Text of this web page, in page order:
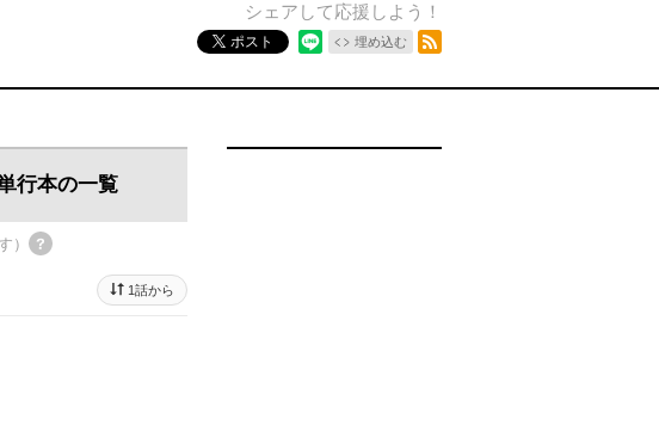
シェアして応援しよう！
ポスト 埋め込む
行本の一覧
）
1話から